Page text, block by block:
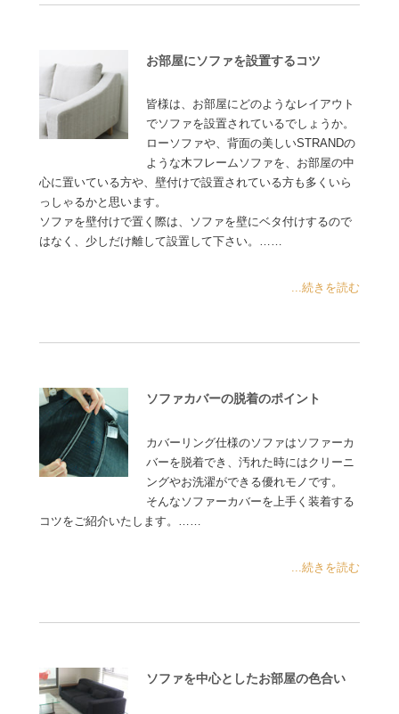
お部屋にソファを設置するコツ
皆様は、お部屋にどのようなレイアウト
でソファを設置されているでしょうか。
ローソファや、背面の美しいSTRANDの
ような木フレームソファを、お部屋の中
心に置いている方や、壁付けで設置されている方も多くいら
っしゃるかと思います。
ソファを壁付けで置く際は、ソファを壁にベタ付けするので
はなく、少しだけ離して設置して下さい。……
...続きを読む
ソファカバーの脱着のポイント
カバーリング仕様のソファはソファーカ
バーを脱着でき、汚れた時にはクリーニ
ングやお洗濯ができる優れモノです。
そんなソファーカバーを上手く装着する
コツをご紹介いたします。……
...続きを読む
ソファを中心としたお部屋の色合い